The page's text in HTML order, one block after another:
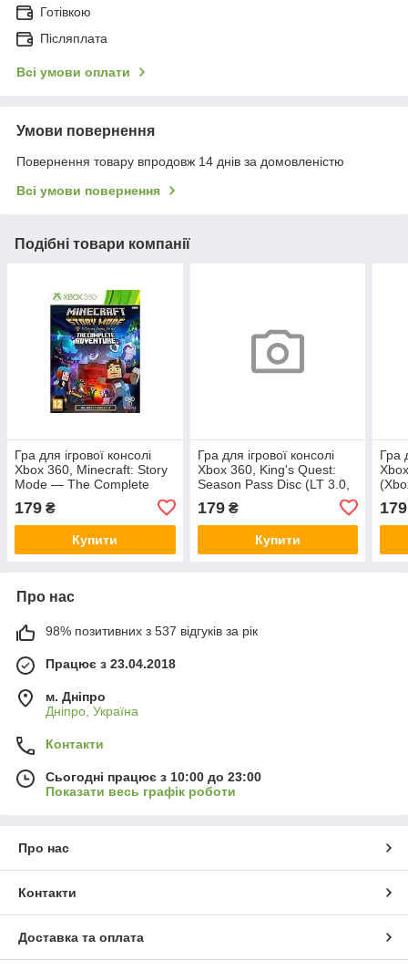
Готівкою
Післяплата
Всі умови оплати
Умови повернення
Повернення товару впродовж 14 днів за домовленістю
Всі умови повернення
Подібні товари компанії
Гра для ігрової консолі
Xbox 360, Minecraft: Story
Mode — The Complete
Adventure (LT 3.0, LT 2.0)
179 ₴
Купити
Гра для ігрової консолі
Xbox 360, King's Quest:
Season Pass Disc (LT 3.0,
179₴
Купити
Гра
179
Про нас
98% позитивних з 537 відгуків за рік
Працює з 23.04.2018
м. Дніпро
Дніпро, Україна
Контакти
Сьогодні працює з 10:00 до 23:00
Показати весь графік роботи
Про нас
Контакти
Доставка та оплата